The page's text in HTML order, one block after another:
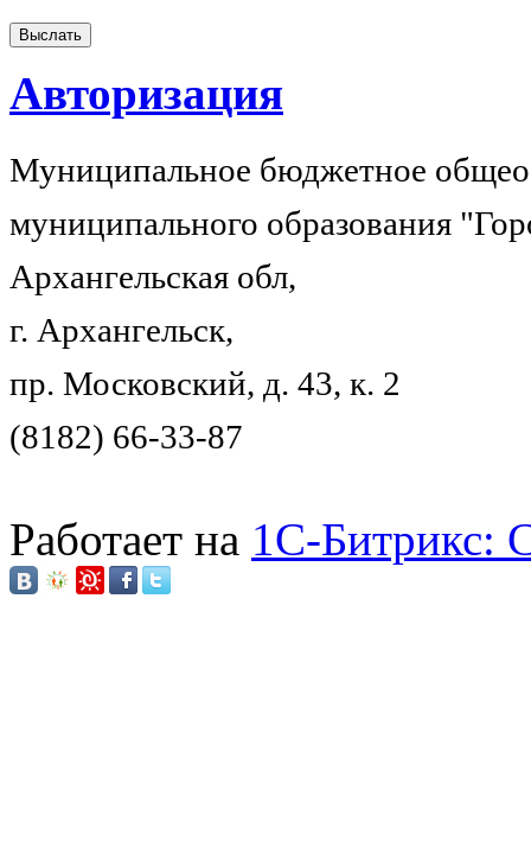
Авторизация
Муниципальное бюджетное
муниципального образования
Архангельская обл,
г. Архангельск,
пр. Московский, д. 43, к. 2
(8182) 66-33-87
Работает на 1C-Битрикс: